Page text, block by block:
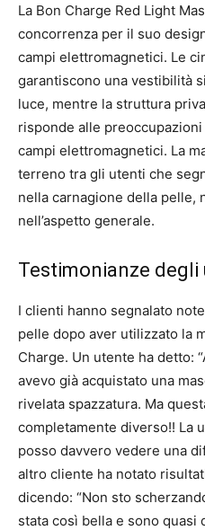
La Bon Charge Red Light
concorrenza per il suo
campi elettromagnetici. Le
garantiscono una vestibilità
luce, mentre la struttura
risponde alle
campi elettromagnetici. La
terreno tra gli utenti che
nella carnagione della pelle,
nell’aspetto generale.
Testimonianze degli
I clienti hanno segnalato
pelle dopo aver utilizzato la
Charge. Un utente ha detto:
avevo già acquistato una
rivelata spazzatura. Ma
completamente diverso!! La
posso davvero vedere una
altro cliente ha notato
dicendo: “Non sto
stata così bella e sono quasi